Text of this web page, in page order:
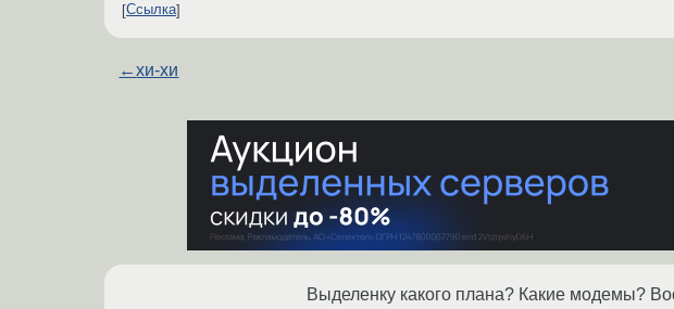
Ссылка
←хи-хи
Выделенку какого плана? Какие модемы?